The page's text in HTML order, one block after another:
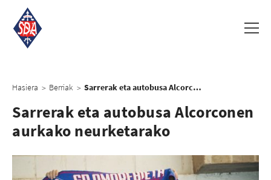
Hasiera > Berriak > Sarrerak eta autobusa Alcorconen aurkako neurketarako
Sarrerak eta autobusa Alcorconen
aurkako neurketarako